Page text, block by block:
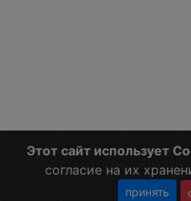
Этот сайт использует
согласие на их
принять